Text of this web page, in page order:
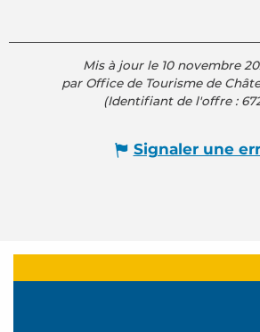
Mis à jour le 10 novembre
par Office de Tourisme de
(Identifiant de l'offre :
Signaler une